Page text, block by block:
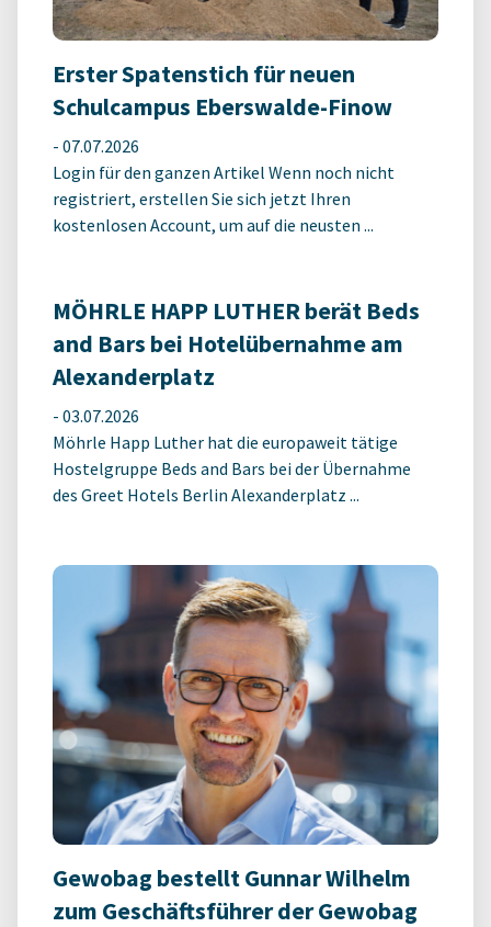
Erster Spatenstich für neuen
Schulcampus Eberswalde-Finow
- 07.07.2026
Login für den ganzen Artikel Wenn noch nicht
registriert, erstellen Sie sich jetzt Ihren
kostenlosen Account, um auf die neusten ...
MÖHRLE HAPP LUTHER berät Beds
and Bars bei Hotelübernahme am
Alexanderplatz
- 03.07.2026
Möhrle Happ Luther hat die europaweit tätige
Hostelgruppe Beds and Bars bei der Übernahme
des Greet Hotels Berlin Alexanderplatz ...
Gewobag bestellt Gunnar Wilhelm
zum Geschäftsführer der Gewobag